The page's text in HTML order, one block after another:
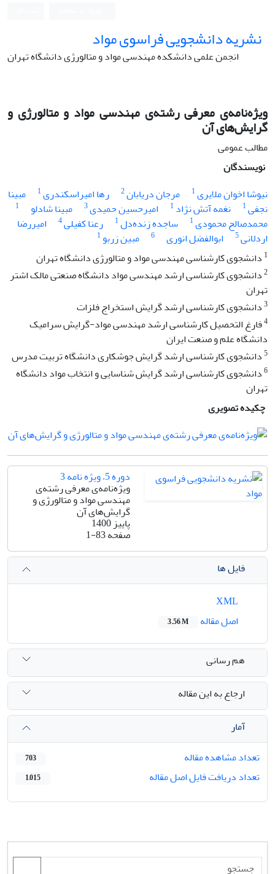
نشریه دانشجویی فراسوی مواد
انجمن علمی دانشکده مهندسی مواد و متالورژی دانشگاه تهران
ویژه‌نامه‌ی معرفی رشته‌ی مهندسی مواد و متالورژی و
گرایش‌های آن
مطالب عمومی
نویسندگان
نیوشا اخوان ملایری1 مرجان دریابان2 رها امیراسکندری1
مبینا
نجفی1 نغمه آتش نژاد 1 امیرحسین حمیدی3 مبینا شادلو 1
محمدصالح محمودی1 ساجده زنده‌دل1 رعنا کفیلی4
امیررضا
اردلانی5 ابوالفضل انوری 6 مبین زربو1
1 دانشجوی کارشناسی مهندسی مواد و متالورژی دانشگاه تهران
2دانشجوی کارشناسی ارشد مهندسی مواد دانشگاه صنعتی مالک اشتر
تهران
3دانشجوی کارشناسی ارشد گرایش استخراج فلزات
4فارغ التحصیل کارشناسی ارشد مهندسی مواد-گرایش سرامیک
دانشگاه علم و صنعت ایران
5دانشجوی کارشناسی ارشد گرایش جوشکاری دانشگاه تربیت مدرس
6دانشجوی کارشناسی ارشد گرایش شناسایی و انتخاب مواد دانشگاه
تهران
چکیده تصویری
دوره 5، ویژه ‌نامه 3
ویژه‌نامه‌ی معرفی رشته‌ی
مهندسی مواد و متالورژی و
گرایش‌های آن
پاییز 1400
صفحه1-83
فایل ها
اصل مقاله
3.56 M
هم رسانی
ارجاع به این مقاله
آمار
تعداد مشاهده مقاله
703
تعداد دریافت فایل اصل مقاله 1,015